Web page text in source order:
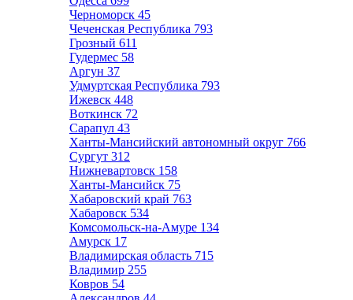
Черноморск 45
Чеченская Республика 793
Грозный 611
Гудермес 58
Аргун 37
Удмуртская Республика 793
Ижевск 448
Воткинск 72
Сарапул 43
Ханты-Мансийский автономный округ 766
Сургут 312
Нижневартовск 158
Ханты-Мансийск 75
Хабаровский край 763
Хабаровск 534
Комсомольск-на-Амуре 134
Амурск 17
Владимирская область 715
Владимир 255
Ковров 54